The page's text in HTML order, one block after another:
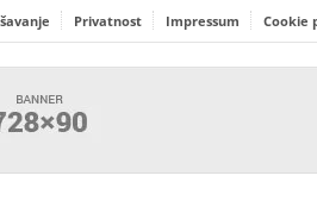
Privatnost Impressum Cookie